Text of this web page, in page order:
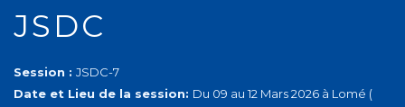
JSDC
Session : JSDC-7
Date et Lieu de la session: Du 09 au 12 Mars 2026 à Lomé (